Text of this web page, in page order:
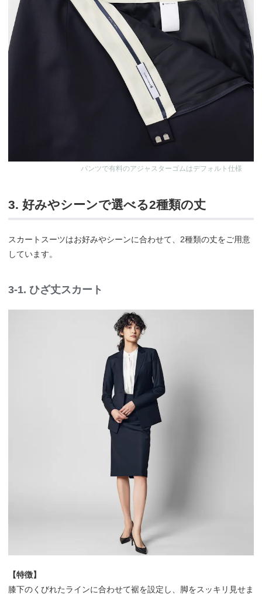
パンツで有料のアジャスターゴムはデフォルト仕様
3. 好みやシーンで選べる2種類の丈
スカートスーツはお好みやシーンに合わせて、2種類の丈をご用意
しています。
3-1. ひざ丈スカート
【特徴】
膝下のくびれたラインに合わせて裾を設定し、脚をスッキリ見せま